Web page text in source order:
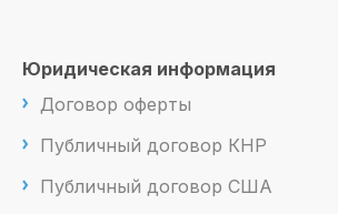
Юридическая информация
Договор оферты
Публичный договор КНР
Публичный договор США